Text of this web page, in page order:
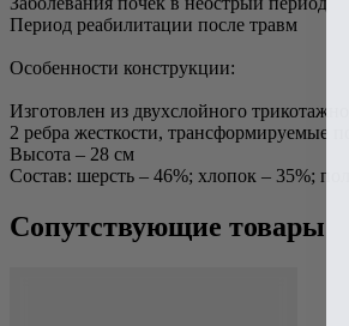
Период реабилитации после травм
Особенности конструкции:
Изготовлен из двухслойного
2 ребра жесткости, трансформируемые
Высота – 28 см
Состав: шерсть – 46%; хлопок – 35%;
Сопутствующие товары